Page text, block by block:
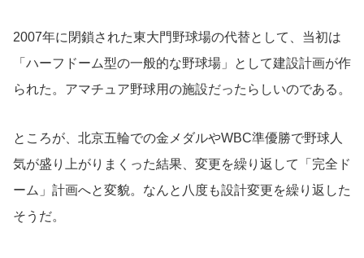
2007年に閉鎖された東大門野球場の代替として、当初は
「ハーフドーム型の一般的な野球場」として建設計画が作
られた。アマチュア野球用の施設だったらしいのである。
ところが、北京五輪での金メダルやWBC準優勝で野球人
気が盛り上がりまくった結果、変更を繰り返して「完全ド
ーム」計画へと変貌。なんと八度も設計変更を繰り返した
そうだ。